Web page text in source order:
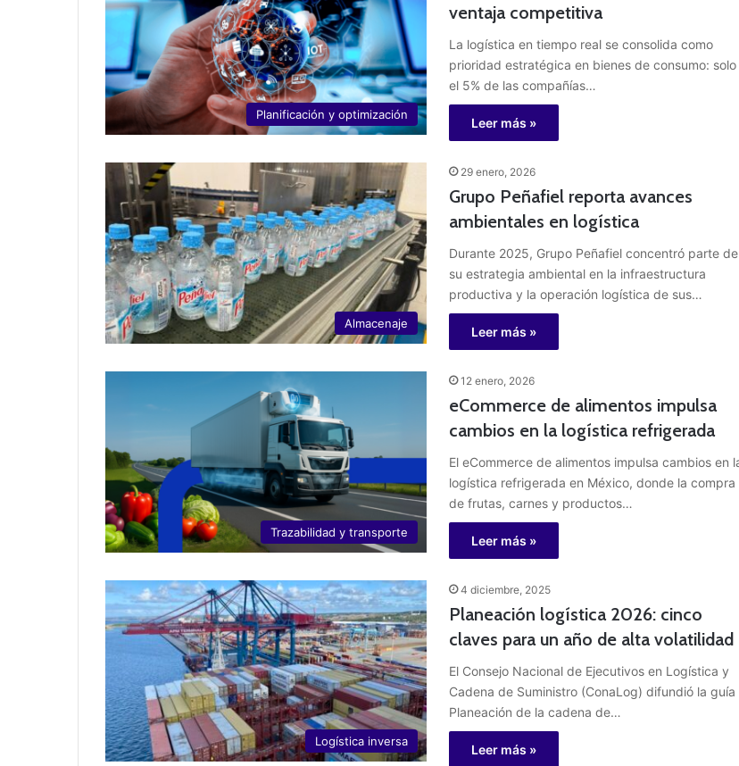
Planificación y optimización
ventaja competitiva
La logística en tiempo real se consolida como
prioridad estratégica en bienes de consumo: solo
el 5% de las compañías…
Leer más »
Almacenaje
29 enero, 2026
Grupo Peñafiel reporta avances
ambientales en logística
Durante 2025, Grupo Peñafiel concentró parte de
su estrategia ambiental en la infraestructura
productiva y la operación logística de sus…
Leer más »
Trazabilidad y transporte
12 enero, 2026
eCommerce de alimentos impulsa
cambios en la logística refrigerada
El eCommerce de alimentos impulsa cambios en
logística refrigerada en México, donde la compra
de frutas, carnes y productos…
Leer más »
Logística inversa
4 diciembre, 2025
Planeación logística 2026: cinco
claves para un año de alta volatilidad
El Consejo Nacional de Ejecutivos en Logística y
Cadena de Suministro (ConaLog) difundió la guía
Planeación de la cadena de…
Leer más »